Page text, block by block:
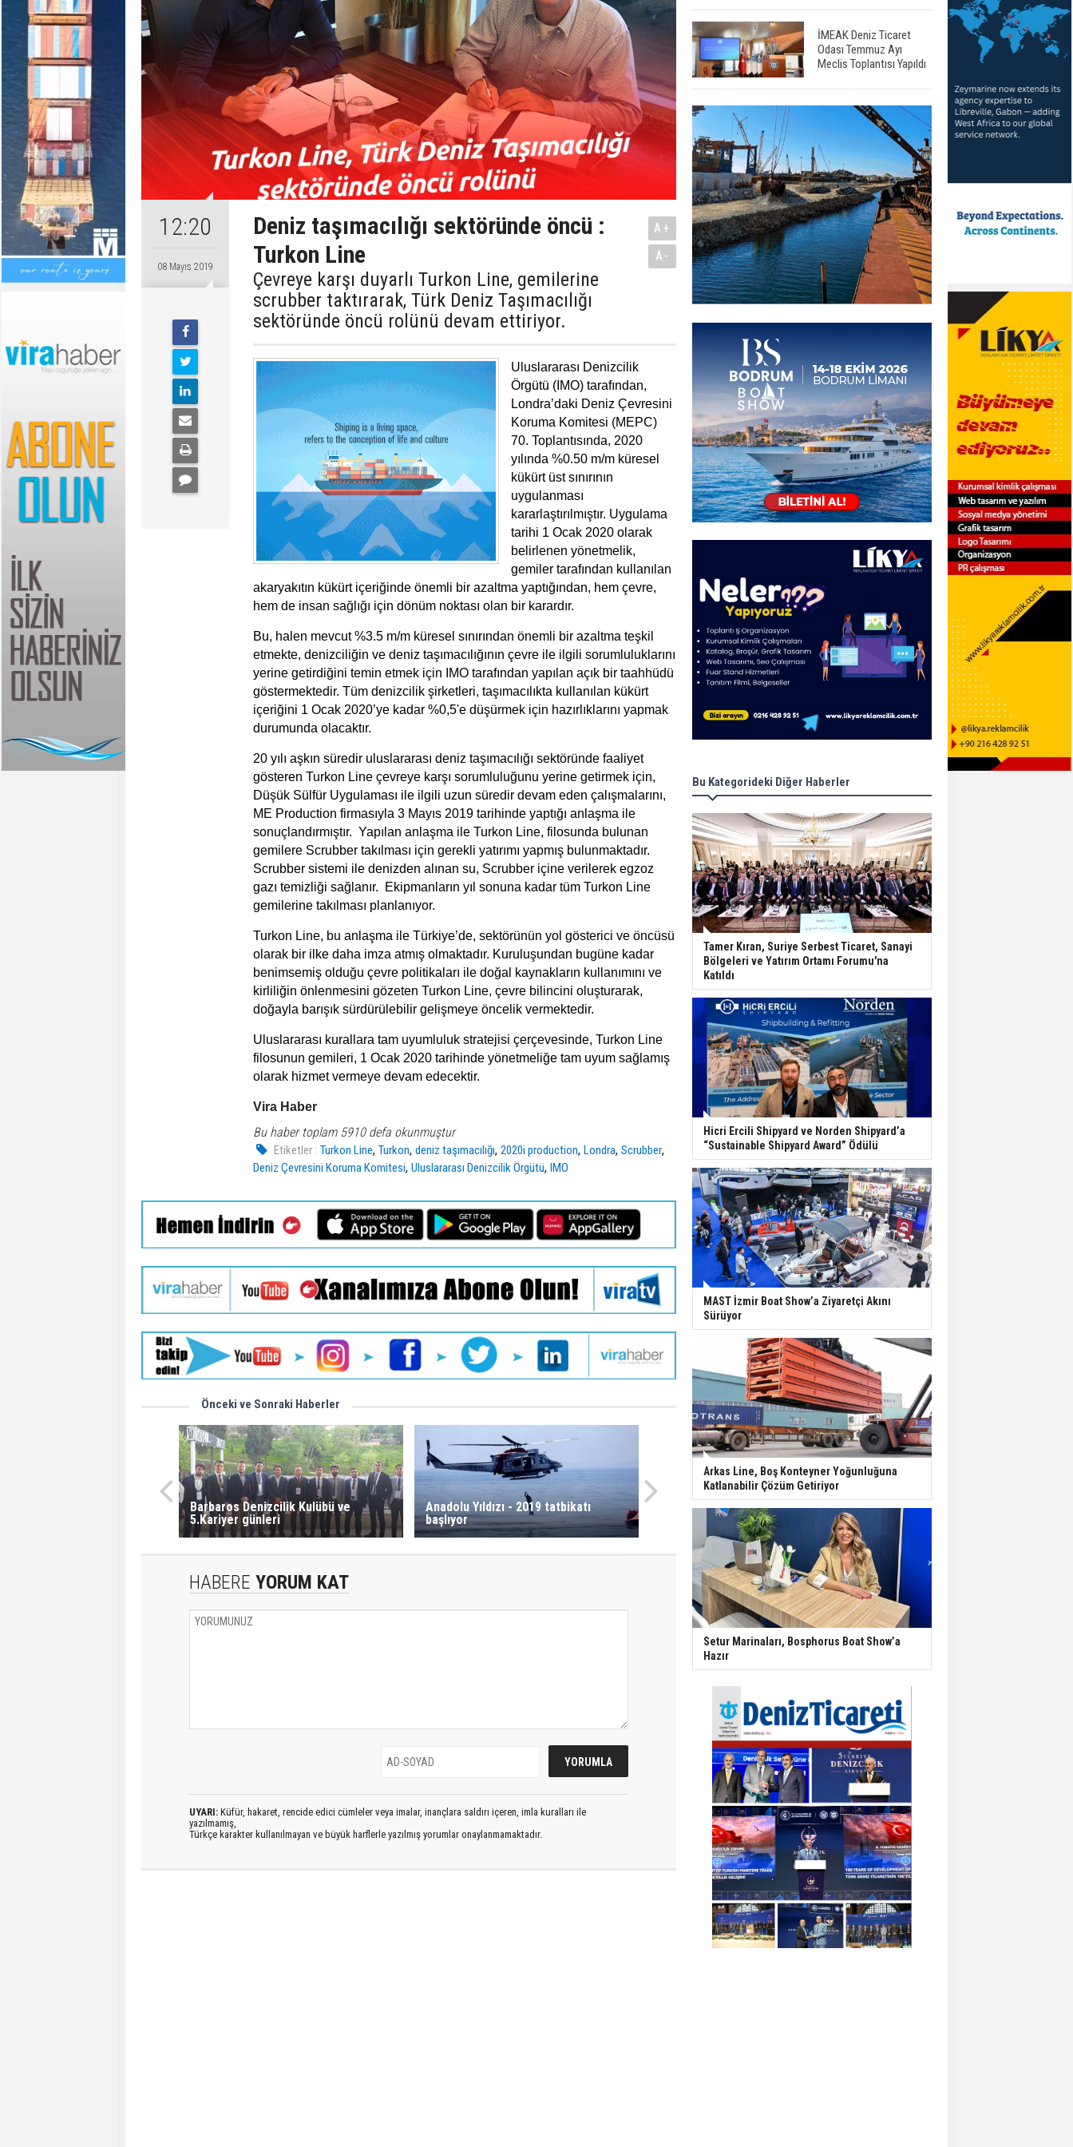
12:20
08 Mayıs 2019
Deniz taşımacılığı sektöründe öncü :
Turkon Line
Çevreye karşı duyarlı Turkon Line, gemilerine
scrubber taktırarak, Türk Deniz Taşımacılığı
sektöründe öncü rolünü devam ettiriyor.
A+
A-
Uluslararası Denizcilik
Örgütü (IMO) tarafından,
Londra’daki Deniz Çevresini
Koruma Komitesi (MEPC)
70. Toplantısında, 2020
yılında %0.50 m/m küresel
kükürt üst sınırının
uygulanması
kararlaştırılmıştır. Uygulama
tarihi 1 Ocak 2020 olarak
belirlenen yönetmelik,
gemiler tarafından kullanılan
akaryakıtın kükürt içeriğinde önemli bir azaltma yaptığından, hem çevre,
hem de insan sağlığı için dönüm noktası olan bir karardır.
Bu, halen mevcut %3.5 m/m küresel sınırından önemli bir azaltma teşkil
etmekte, denizciliğin ve deniz taşımacılığının çevre ile ilgili sorumluluklarını
yerine getirdiğini temin etmek için IMO tarafından yapılan açık bir taahhüdü
göstermektedir. Tüm denizcilik şirketleri, taşımacılıkta kullanılan kükürt
içeriğini 1 Ocak 2020’ye kadar %0,5'e düşürmek için hazırlıklarını yapmak
durumunda olacaktır.
20 yılı aşkın süredir uluslararası deniz taşımacılığı sektöründe faaliyet
gösteren Turkon Line çevreye karşı sorumluluğunu yerine getirmek için,
Düşük Sülfür Uygulaması ile ilgili uzun süredir devam eden çalışmalarını,
ME Production firmasıyla 3 Mayıs 2019 tarihinde yaptığı anlaşma ile
sonuçlandırmıştır. Yapılan anlaşma ile Turkon Line, filosunda bulunan
gemilere Scrubber takılması için gerekli yatırımı yapmış bulunmaktadır.
Scrubber sistemi ile denizden alınan su, Scrubber içine verilerek egzoz
gazı temizliği sağlanır. Ekipmanların yıl sonuna kadar tüm Turkon Line
gemilerine takılması planlanıyor.
Turkon Line, bu anlaşma ile Türkiye’de, sektörünün yol gösterici ve öncüsü
olarak bir ilke daha imza atmış olmaktadır. Kuruluşundan bugüne kadar
benimsemiş olduğu çevre politikaları ile doğal kaynakların kullanımını ve
kirliliğin önlenmesini gözeten Turkon Line, çevre bilincini oluşturarak,
doğayla barışık sürdürülebilir gelişmeye öncelik vermektedir.
Uluslararası kurallara tam uyumluluk stratejisi çerçevesinde, Turkon Line
filosunun gemileri, 1 Ocak 2020 tarihinde yönetmeliğe tam uyum sağlamış
olarak hizmet vermeye devam edecektir.
Vira Haber
Bu haber toplam 5910 defa okunmuştur
Etiketler : Turkon Line,Turkon,deniz taşımacılığı,2020i production,Londra,Scrubber,
Deniz Çevresini Koruma Komitesi, Uluslararası Denizcilik Örgütü, IMO
Önceki ve Sonraki Haberler
Barbaros Denizcilik Kulübü ve
5.Kariyer günleri
Anadolu Yıldızı - 2019 tatbikatı
başlıyor
HABERE YORUM KAT
UYARI: Küfür, hakaret, rencide edici cümleler veya imalar, inançlara saldırı içeren, imla kuralları ile
yazılmamış,
Türkçe karakter kullanılmayan ve büyük harflerle yazılmış yorumlar onaylanmamaktadır.
İMEAK Deniz Ticaret
Odası Temmuz Ayı
Meclis Toplantısı Yapıldı
Bu Kategorideki Diğer Haberler
Tamer Kıran, Suriye Serbest Ticaret, Sanayi
Bölgeleri ve Yatırım Ortamı Forumu'na
Katıldı
Hicri Ercili Shipyard ve Norden Shipyard’a
“Sustainable Shipyard Award” Ödülü
MAST İzmir Boat Show’a Ziyaretçi Akını
Sürüyor
Arkas Line, Boş Konteyner Yoğunluğuna
Katlanabilir Çözüm Getiriyor
Setur Marinaları, Bosphorus Boat Show’a
Hazır